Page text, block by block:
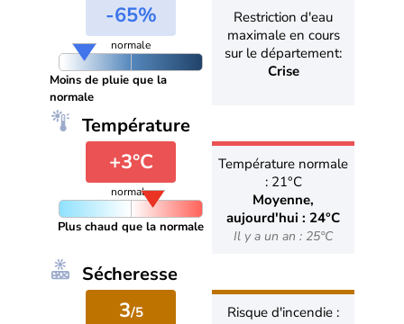
-65%
normale
Moins de pluie que la
normale
Restriction d'eau
maximale en cours
sur le département:
Crise
Température
+3°C
normale
Plus chaud que la normale
Température normale
: 21°C
Moyenne,
aujourd'hui : 24°C
Il y a un an : 25°C
Sécheresse
3/5
Risque d'incendie :